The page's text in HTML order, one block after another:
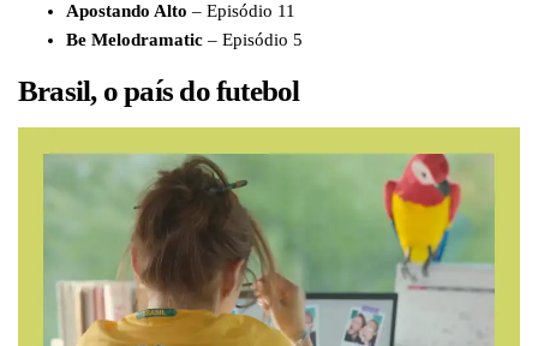
Apostando Alto – Episódio 11
Be Melodramatic – Episódio 5
Brasil, o país do futebol